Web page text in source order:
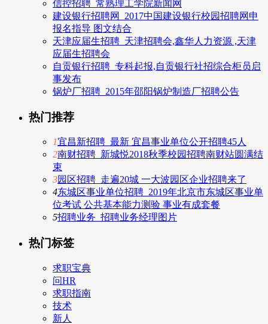
信控招聘_常熟理工学院新闻网
建设银行招聘网_2017中国建设银行校园招聘网申
报名指导 图文结合
天津应届生招聘_天津招聘会,鑫华人力资源 ,天津
应届生招聘会
自贡银行招聘_专科起报,自贡银行社招综合柜员启
事发布
锅炉厂招聘_2015年邵阳锅炉制造厂招聘公告
热门推荐
1宜昌新招聘_最新 宜昌事业单位公开招聘45人
2南财招聘_新城悦2018秋季校园招聘南财站圆满结
束
3园区招聘_走遍20城 一大波园区企业招聘来了
4东城区事业单位招聘_2019年北京市东城区事业单
位考试 公共基本能力测验 事业有成套餐
5招聘业务_招聘业务经理图片
热门标签
求职宝典
问HR
求职指南
技术
新人